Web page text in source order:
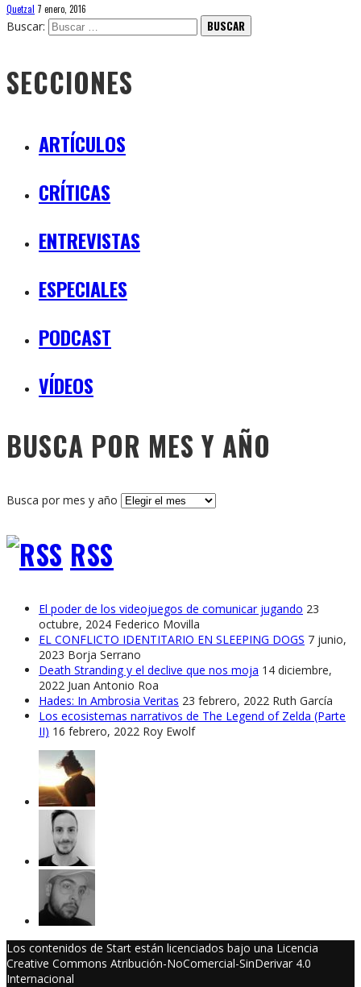
Quetzal 7 enero, 2016
Buscar:
SECCIONES
ARTÍCULOS
CRÍTICAS
ENTREVISTAS
ESPECIALES
PODCAST
VÍDEOS
BUSCA POR MES Y AÑO
Busca por mes y año
RSS
El poder de los videojuegos de comunicar jugando 23
octubre, 2024 Federico Movilla
EL CONFLICTO IDENTITARIO EN SLEEPING DOGS 7 junio,
2023 Borja Serrano
Death Stranding y el declive que nos moja 14 diciembre,
2022 Juan Antonio Roa
Hades: In Ambrosia Veritas 23 febrero, 2022 Ruth García
Los ecosistemas narrativos de The Legend of Zelda (Parte
II) 16 febrero, 2022 Roy Ewolf
Los contenidos de Start están licenciados bajo una Licencia
Creative Commons Atribución-NoComercial-SinDerivar 4.0
Internacional